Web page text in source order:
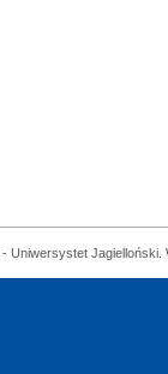
Uniwersystet